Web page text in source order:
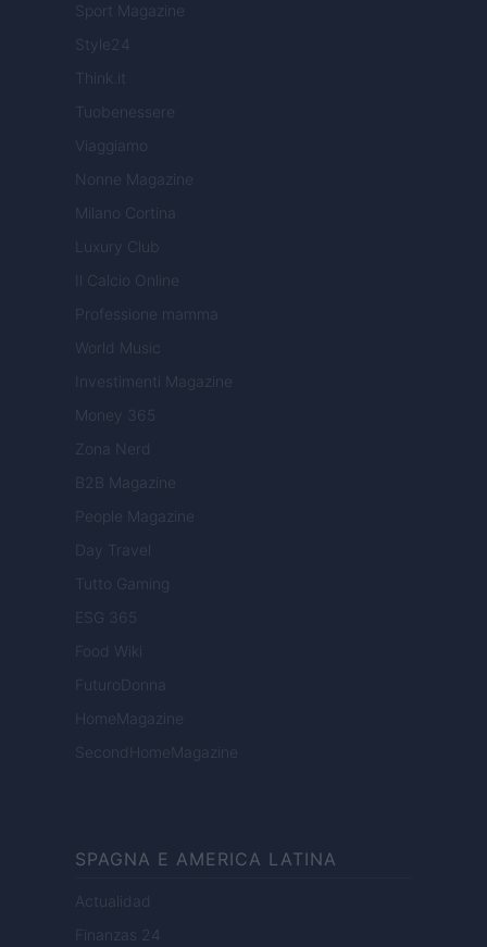
Sport Magazine
Style24
Think.it
Tuobenessere
Viaggiamo
Nonne Magazine
Milano Cortina
Luxury Club
Il Calcio Online
Professione mamma
World Music
Investimenti Magazine
Money 365
Zona Nerd
B2B Magazine
People Magazine
Day Travel
Tutto Gaming
ESG 365
Food Wiki
FuturoDonna
HomeMagazine
SecondHomeMagazine
SPAGNA E AMERICA LATINA
Actualidad
Finanzas 24